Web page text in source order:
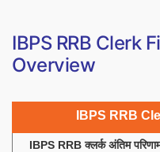
IBPS RRB Clerk
Overview
IBPS RRB
IBPS RRB क्लर्क अंतिम